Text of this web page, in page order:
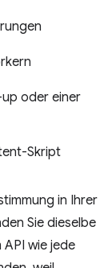
oder einer
Skript
in Ihrer
Sie dieselbe
wie jede